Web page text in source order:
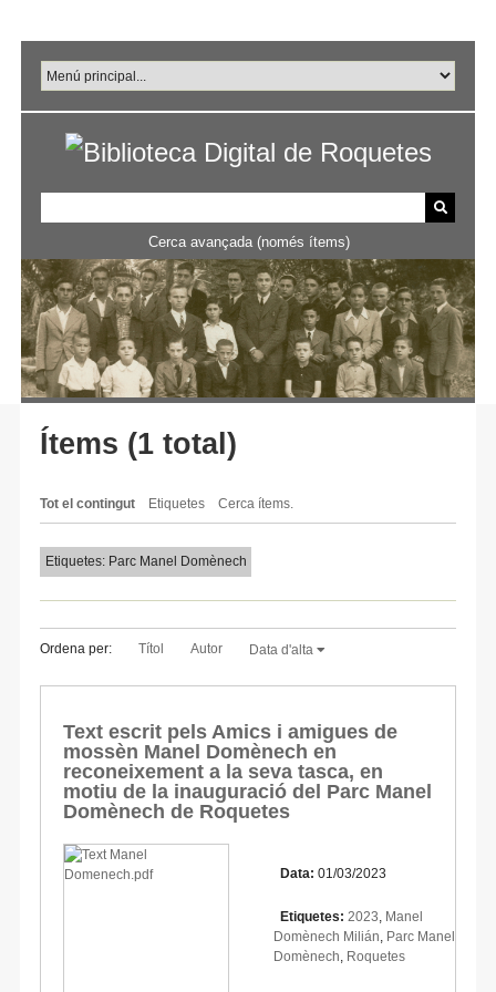
principal
Cerca avançada (només ítems)
Ítems (1 total)
Tot el contingut Etiquetes Cerca ítems.
Etiquetes: Parc Manel Domènech
Ordena per: Títol Autor Data d'alta
Text escrit pels Amics i amigues de
mossèn Manel Domènech en
reconeixement a la seva tasca, en
motiu de la inauguració del Parc Manel
Domènech de Roquetes
Data: 01/03/2023
Etiquetes: 2023 Manel
Domènech Milián Parc Manel
Domènech Roquetes